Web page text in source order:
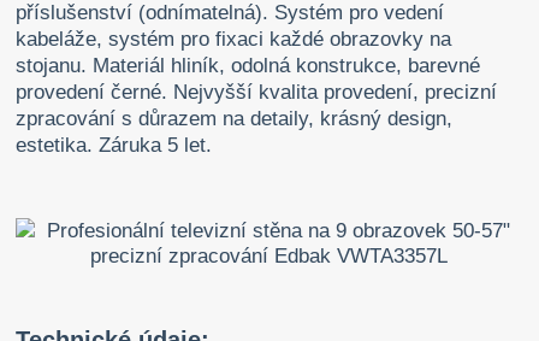
příslušenství (odnímatelná). Systém pro vedení
kabeláže, systém pro fixaci každé obrazovky na
stojanu. Materiál hliník, odolná konstrukce, barevné
provedení černé. Nejvyšší kvalita provedení, precizní
zpracování s důrazem na detaily, krásný design,
estetika. Záruka 5 let.